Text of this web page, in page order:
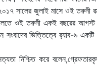
সালের জুলাই মাসে ওই তরুনী
ওই তরুনী একই বছরের আগস্ট
ভিত্তিত্বে র‌্যাব-৯ একটি
নিশ্চিত করে